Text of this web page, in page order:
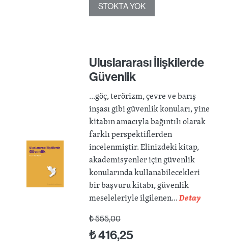
STOKTA YOK
Uluslararası İlişkilerde
Güvenlik
...göç, terörizm, çevre ve barış
inşası gibi güvenlik konuları, yine
kitabın amacıyla bağıntılı olarak
farklı perspektiflerden
incelenmiştir. Elinizdeki kitap,
akademisyenler için güvenlik
konularında kullanabilecekleri
bir başvuru kitabı, güvenlik
meseleleriyle ilgilenen...Detay
₺555,00
₺416,25